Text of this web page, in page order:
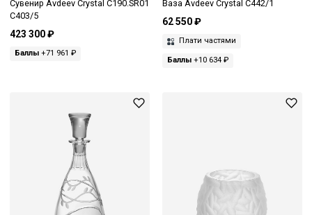
Сувенир Avdeev Crystal С190.SR01
C403/5
423 300 ₽
Баллы +71 961 ₽
Ваза Avdeev Crystal С442/1
62 550 ₽
Плати частями
Баллы+10 634 ₽